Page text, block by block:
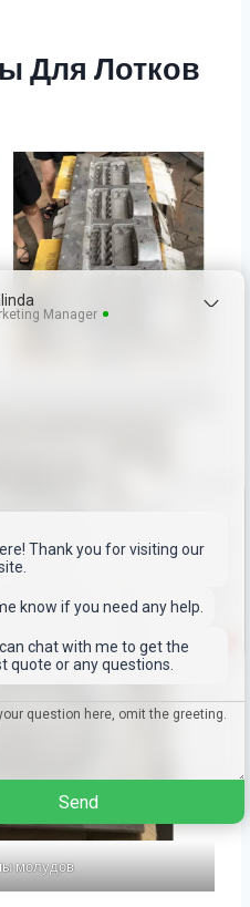
Для Лотков
молудов
Wechat
Manager
Thank you for visiting our
know if you need any help.
chat with me to get the
quote or any questions.
Send